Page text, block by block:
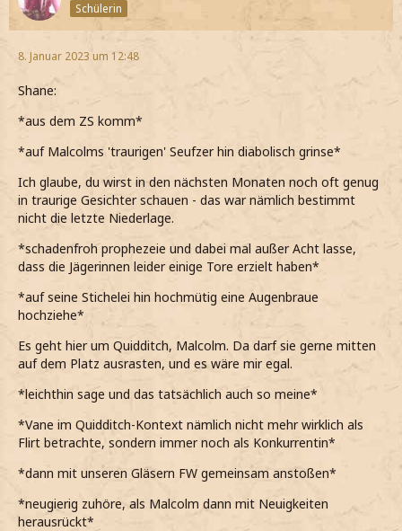
Schülerin
8. Januar 2023 um 12:48
Shane:
*aus dem ZS komm*
*auf Malcolms 'traurigen' Seufzer hin diabolisch grinse*
Ich glaube, du wirst in den nächsten Monaten noch oft genug
in traurige Gesichter schauen - das war nämlich bestimmt
nicht die letzte Niederlage.
*schadenfroh prophezeie und dabei mal außer Acht lasse,
dass die Jägerinnen leider einige Tore erzielt haben*
*auf seine Stichelei hin hochmütig eine Augenbraue
hochziehe*
Es geht hier um Quidditch, Malcolm. Da darf sie gerne mitten
auf dem Platz ausrasten, und es wäre mir egal.
*leichthin sage und das tatsächlich auch so meine*
*Vane im Quidditch-Kontext nämlich nicht mehr wirklich als
Flirt betrachte, sondern immer noch als Konkurrentin*
*dann mit unseren Gläsern FW gemeinsam anstoßen*
*neugierig zuhöre, als Malcolm dann mit Neuigkeiten
herausrückt*